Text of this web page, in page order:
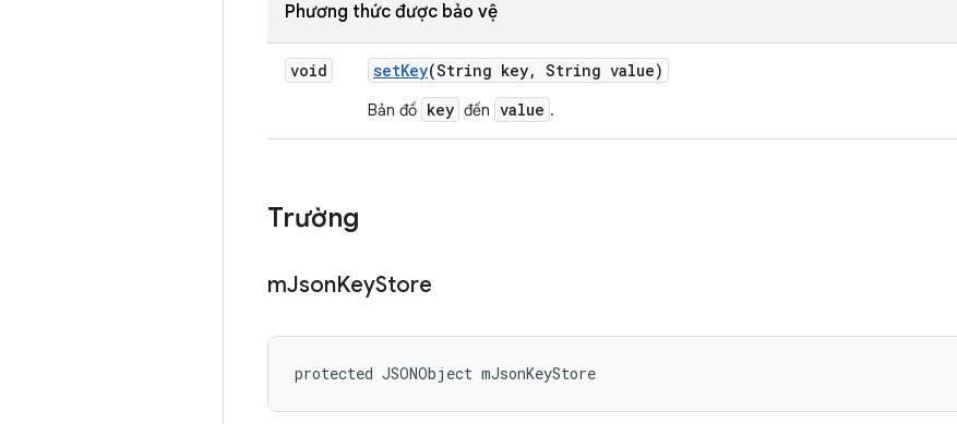
Phương thức được bảo vệ
void setKey(String key, String value)
Bản đồ key đến value .
Trường
mJsonKeyStore
protected JSONObject mJsonKeyStore